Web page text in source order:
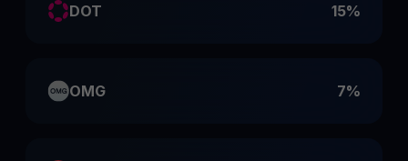
DOT 15%
OMG 7%